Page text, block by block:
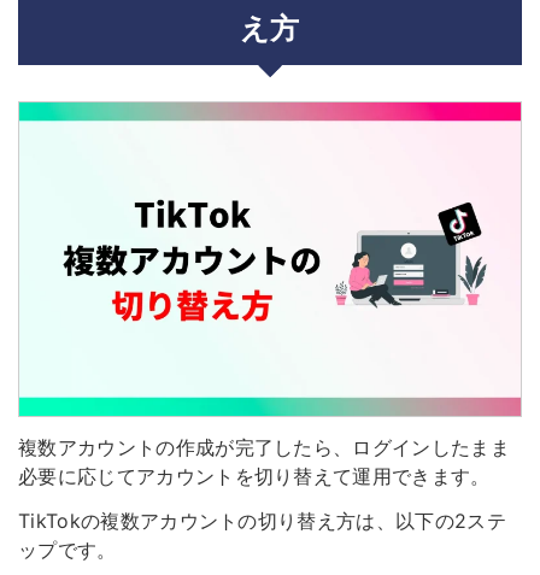
え方
複数アカウントの作成が完了したら、
ログインしたまま
必要に応じてアカウントを切り替え て運用できます。
TikTokの複数アカウントの切り替え方は、以下の2ステ
ップです。